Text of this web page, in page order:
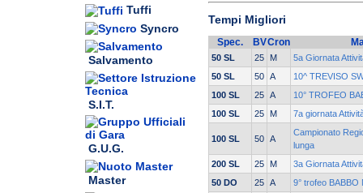
Tuffi
Syncro
Salvamento
S.I.T.
G.U.G.
Master
Tempi Migliori
Spec. BVCron
50 SL 25 M
5a Giornata
50 SL
50 A
10^ TREVISO
100 SL
25 A
10° TROFEO
100 SL
25 M 7a giornata
100 SL 50 A
Campionato
lunga
200 SL
25 M
3a Giornata
50 DO
25 A
9° trofeo BABBO